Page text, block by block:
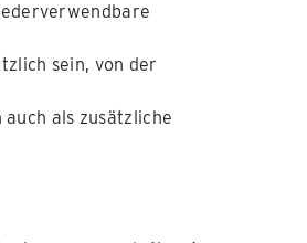
sein, von der
als zusätzliche